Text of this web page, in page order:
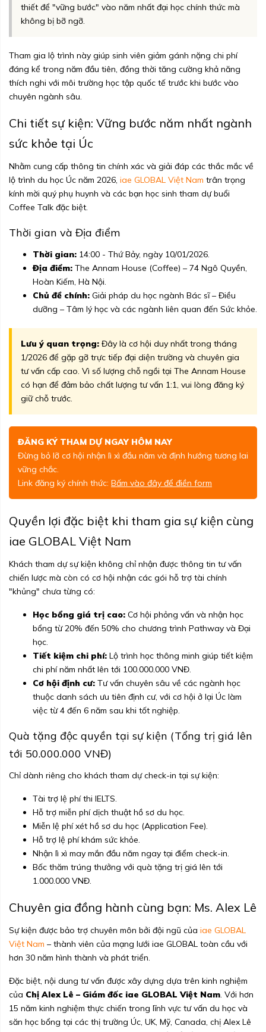
thiết để "vững bước" vào năm nhất đại học chính thức mà
không bị bỡ ngỡ.
Tham gia lộ trình này giúp sinh viên giảm gánh nặng chi phí
đáng kể trong năm đầu tiên, đồng thời tăng cường khả năng
thích nghi với môi trường học tập quốc tế trước khi bước vào
chuyên ngành sâu.
Chi tiết sự kiện: Vững bước năm nhất ngành
sức khỏe tại Úc
Nhằm cung cấp thông tin chính xác và giải đáp các thắc mắc về
lộ trình du học Úc năm 2026, iae GLOBAL Việt Nam trân trọng
kính mời quý phụ huynh và các bạn học sinh tham dự buổi
Coffee Talk đặc biệt.
Thời gian và Địa điểm
Thời gian: 14:00 - Thứ Bảy, ngày 10/01/2026.
Địa điểm: The Annam House (Coffee) – 74 Ngô Quyền,
Hoàn Kiếm, Hà Nội.
Chủ đề chính: Giải pháp du học ngành Bác sĩ – Điều
dưỡng – Tâm lý học và các ngành liên quan đến Sức khỏe.
Lưu ý quan trọng: Đây là cơ hội duy nhất trong tháng
1/2026 để gặp gỡ trực tiếp đại diện trường và chuyên gia
tư vấn cấp cao. Vì số lượng chỗ ngồi tại The Annam House
có hạn để đảm bảo chất lượng tư vấn 1:1, vui lòng đăng ký
giữ chỗ trước.
ĐĂNG KÝ THAM DỰ NGAY HÔM NAY
Đừng bỏ lỡ cơ hội nhận lì xì đầu năm và định hướng tương lai
vững chắc.
Link đăng ký chính thức: Bấm vào đây để điền form
Quyền lợi đặc biệt khi tham gia sự kiện cùng
iae GLOBAL Việt Nam
Khách tham dự sự kiện không chỉ nhận được thông tin tư vấn
chiến lược mà còn có cơ hội nhận các gói hỗ trợ tài chính
"khủng" chưa từng có:
Học bổng giá trị cao: Cơ hội phỏng vấn và nhận học
bổng từ 20% đến 50% cho chương trình Pathway và Đại
học.
Tiết kiệm chi phí: Lộ trình học thông minh giúp tiết kiệm
chi phí năm nhất lên tới 100.000.000 VNĐ.
Cơ hội định cư: Tư vấn chuyên sâu về các ngành học
thuộc danh sách ưu tiên định cư, với cơ hội ở lại Úc làm
việc từ 4 đến 6 năm sau khi tốt nghiệp.
Quà tặng độc quyền tại sự kiện (Tổng trị giá lên
tới 50.000.000 VNĐ)
Chỉ dành riêng cho khách tham dự check-in tại sự kiện:
Tài trợ lệ phí thi IELTS.
Hỗ trợ miễn phí dịch thuật hồ sơ du học.
Miễn lệ phí xét hồ sơ du học (Application Fee).
Hỗ trợ lệ phí khám sức khỏe.
Nhận lì xì may mắn đầu năm ngay tại điểm check-in.
Bốc thăm trúng thưởng với quà tặng trị giá lên tới
1.000.000 VNĐ.
Chuyên gia đồng hành cùng bạn: Ms. Alex Lê
Sự kiện được bảo trợ chuyên môn bởi đội ngũ của iae GLOBAL
Việt Nam – thành viên của mạng lưới iae GLOBAL toàn cầu với
hơn 30 năm hình thành và phát triển.
Đặc biệt, nội dung tư vấn được xây dựng dựa trên kinh nghiệm
của Chị Alex Lê – Giám đốc iae GLOBAL Việt Nam. Với hơn
15 năm kinh nghiệm thực chiến trong lĩnh vực tư vấn du học và
săn học bổng tại các thị trường Úc, UK, Mỹ, Canada, chị Alex Lê